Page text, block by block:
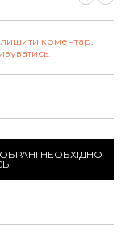
коментар,
НЕОБХІДНО